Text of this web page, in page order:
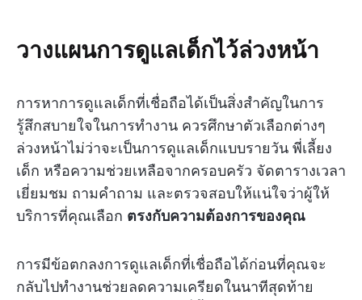
วางแผนการดูแลเด็กไว้ล่วงหน้า
การหาการดูแลเด็กที่เชื่อถือได้เป็นสิ่งสำคัญในการ
รู้สึกสบายใจในการทำงาน ควรศึกษาตัวเลือกต่างๆ
ล่วงหน้าไม่ว่าจะเป็นการดูแลเด็กแบบรายวัน พี่เลี้ยง
เด็ก หรือความช่วยเหลือจากครอบครัว จัดตารางเวลา
เยี่ยมชม ถามคำถาม และตรวจสอบให้แน่ใจว่าผู้ให้
บริการที่คุณเลือก ตรงกับความต้องการของคุณ
การมีข้อตกลงการดูแลเด็กที่เชื่อถือได้ก่อนที่คุณจะ
กลับไปทำงานช่วยลดความเครียดในนาทีสุดท้าย